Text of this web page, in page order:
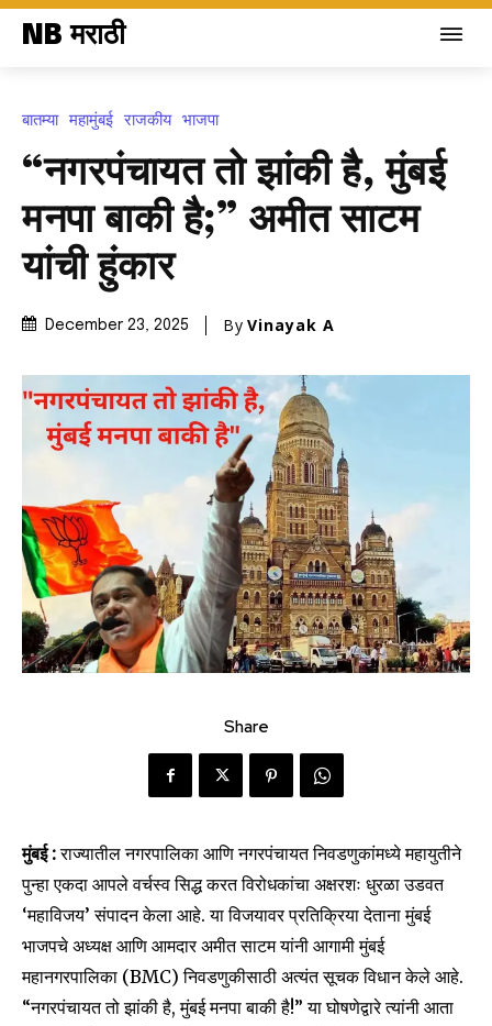
NB मराठी
बातम्या महामुंबई राजकीय भाजपा
“नगरपंचायत तो झांकी है, मुंबई
मनपा बाकी है;” अमीत साटम
यांची हुंकार
December 23, 2025 By Vinayak A
Share
मुंबई :राज्यातील नगरपालिका आणि नगरपंचायत निवडणुकांमध्ये महायुतीने
पुन्हा एकदा आपले वर्चस्व सिद्ध करत विरोधकांचा अक्षरशः धुरळा उडवत
‘महाविजय’ संपादन केला आहे. या विजयावर प्रतिक्रिया देताना मुंबई
भाजपचे अध्यक्ष आणि आमदार अमीत साटम यांनी आगामी मुंबई
महानगरपालिका (BMC) निवडणुकीसाठी अत्यंत सूचक विधान केले आहे.
“नगरपंचायत तो झांकी है, मुंबई मनपा बाकी है!” या घोषणेद्वारे त्यांनी आता